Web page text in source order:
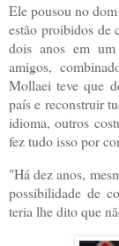
Ele pousou no
estão proibidos de
dois anos em
amigos,
Mollaei teve que
país e reconstruir
idioma, outros
fez tudo isso por
"Há dez anos,
possibilidade de
teria lhe dito que